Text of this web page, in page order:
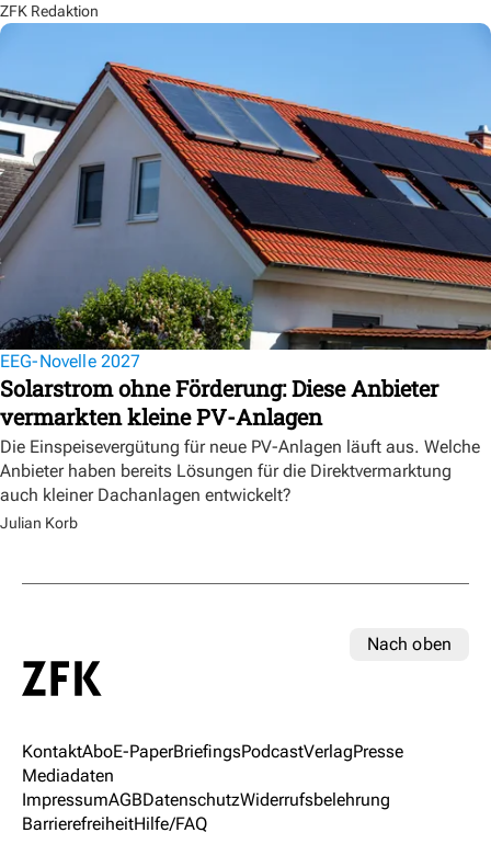
ZFK Redaktion
EEG-Novelle 2027
Solarstrom ohne Förderung: Diese Anbieter
vermarkten kleine PV-Anlagen
Die Einspeisevergütung für neue PV-Anlagen läuft aus. Welche
Anbieter haben bereits Lösungen für die Direktvermarktung
auch kleiner Dachanlagen entwickelt?
Julian Korb
Nach oben
KontaktAboE-PaperBriefingsPodcastVerlagPresse
Mediadaten
ImpressumAGBDatenschutzWiderrufsbelehrung
BarrierefreiheitHilfe/FAQ